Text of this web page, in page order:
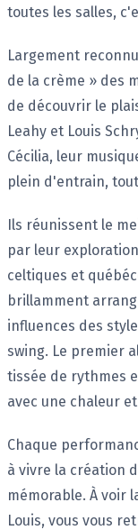
toutes les salles,
Largement
de la crème » des
de découvrir le
Leahy et Louis
Cécilia, leur
plein d'entrain,
Ils réunissent le
par leur
celtiques et
brillamment
influences des
swing. Le premier
tissée de rythmes
avec une chaleur
Chaque
à vivre la création
mémorable. À voir
Louis, vous vous